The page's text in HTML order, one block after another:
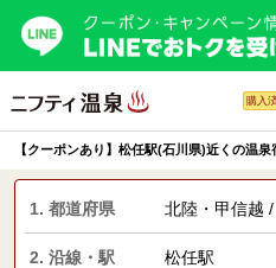
購入
【クーポンあり】松任駅(石川県)近くの温
1. 都道府県 北陸・甲信越
2. 沿線・駅 松任駅